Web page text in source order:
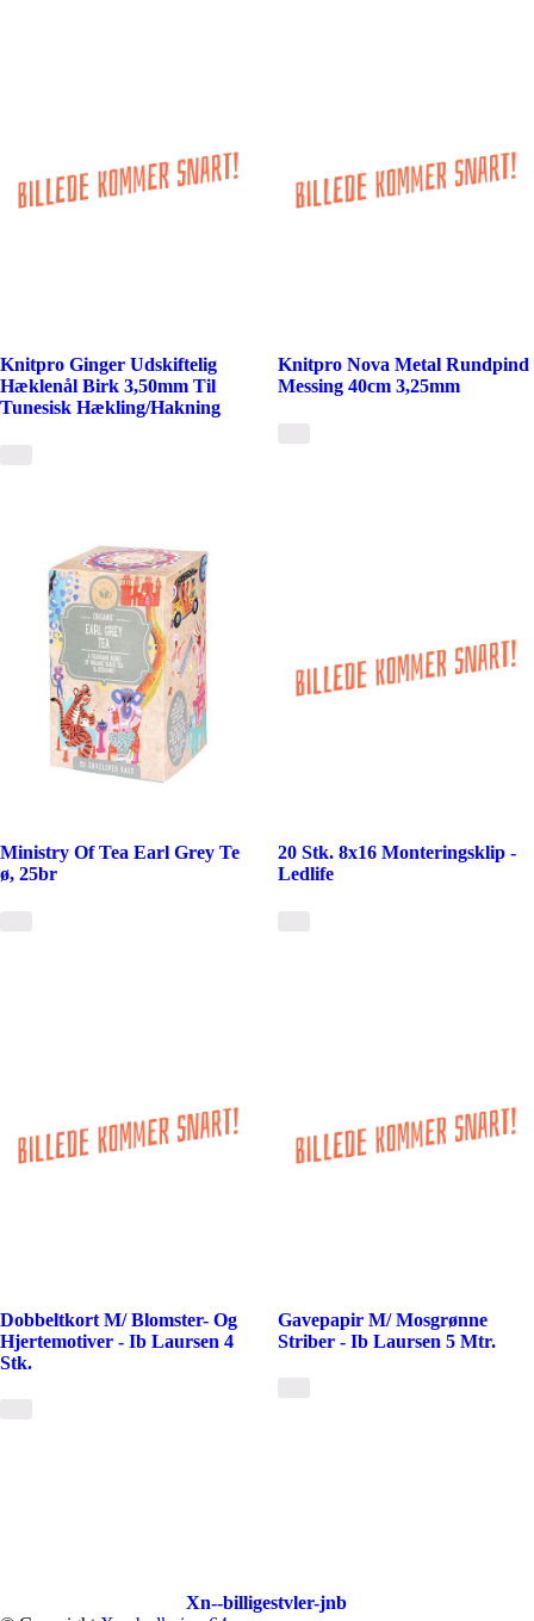
Knitpro Ginger Udskiftelig
Hæklenål Birk 3,50mm Til
Tunesisk Hækling/Hakning
Knitpro Nova Metal Rundpind
Messing 40cm 3,25mm
Ministry Of Tea Earl Grey Te
ø, 25br
20 Stk. 8x16 Monteringsklip -
Ledlife
Dobbeltkort M/ Blomster- Og
Hjertemotiver - Ib Laursen 4
Stk.
Gavepapir M/ Mosgrønne
Striber - Ib Laursen 5 Mtr.
Xn--billigestvler-jnb